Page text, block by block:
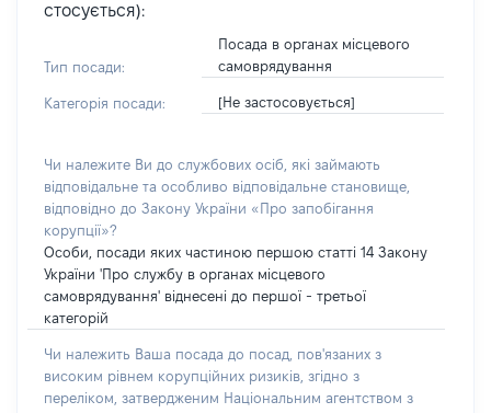
стосується):
Тип посади:
Посада в органах місцевого
самоврядування
Категорія посади: [Не застосовується]
Чи належите Ви до службових осіб, які займають
відповідальне та особливо відповідальне становище,
відповідно до Закону України «Про запобігання
корупції»?
Особи, посади яких частиною першою статті 14 Закону
України 'Про службу в органах місцевого
самоврядування' віднесені до першої - третьої
категорій
Чи належить Ваша посада до посад, пов'язаних з
високим рівнем корупційних ризиків, згідно з
переліком, затвердженим Національним агентством з